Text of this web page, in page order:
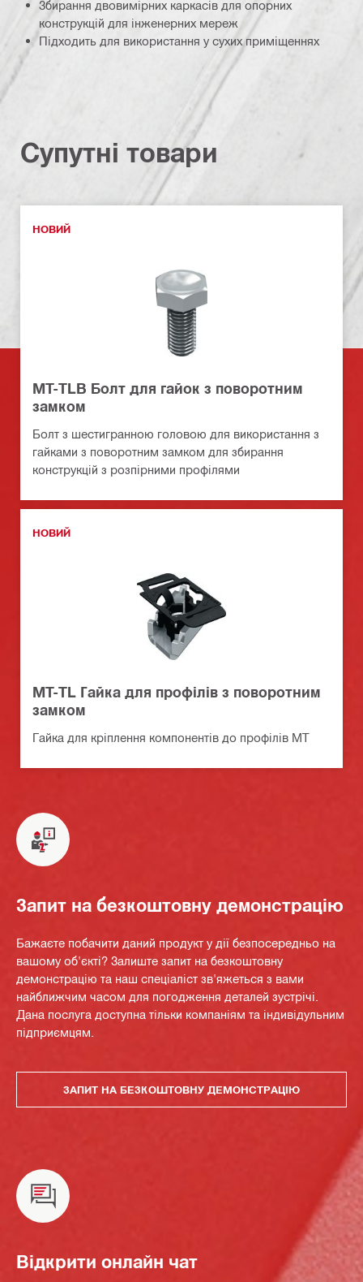
Збирання двовимірних каркасів для опорних
конструкцій для інженерних мереж
Підходить для використання у сухих приміщеннях
Супутні товари
НОВИЙ
MT-TLB Болт для гайок з поворотним
замком
Болт з шестигранною головою для використання з
гайками з поворотним замком для збирання
конструкцій з розпірними профілями
НОВИЙ
MT-TL Гайка для профілів з поворотним
замком
Гайка для кріплення компонентів до профілів MT
Запит на безкоштовну демонстрацію
Бажаєте побачити даний продукт у дії безпосередньо на
вашому об'єкті? Залиште запит на безкоштовну
демонстрацію та наш спеціаліст зв'яжеться з вами
найближчим часом для погодження деталей зустрічі.
Дана послуга доступна тільки компаніям та індивідульним
підприємцям.
ЗАПИТ НА БЕЗКОШТОВНУ ДЕМОНСТРАЦІЮ
Відкрити онлайн чат